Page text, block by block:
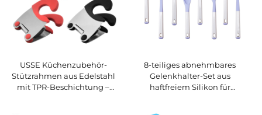
USSE Küchenzubehör-
Stützrahmen aus Edelstahl
mit TPR-Beschichtung –
8-teiliges abnehmbares
Gelenkhalter-Set aus
haftfreiem Silikon für